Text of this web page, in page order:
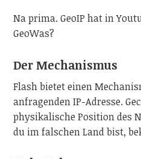
Na prima. GeoIP hat in
GeoWas?
Der Mechanismus
Flash bietet einen
anfragenden IP-Adresse.
physikalische Position des
du im falschen Land bist,